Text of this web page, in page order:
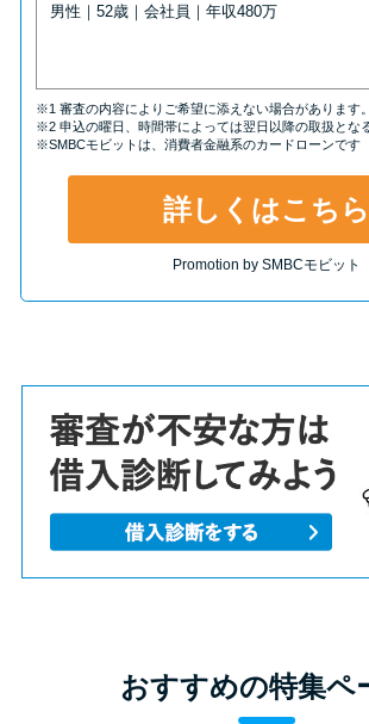
男性｜52歳｜会社員｜年収480万
※1 審査の内容によりご希望に添えない場合があります。
※2 申込の曜日、時間帯によっては翌日以降の取扱とな
※SMBCモビットは、消費者金融系のカードローンです
詳しくはこちら
Promotion by SMBCモビット
おすすめの特集ペ